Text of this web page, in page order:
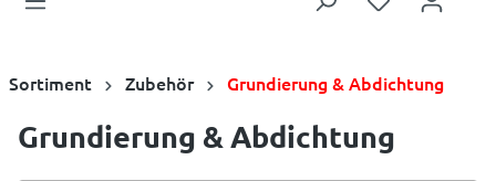
Sortiment Zubehör Grundierung & Abdichtung
Grundierung & Abdichtung